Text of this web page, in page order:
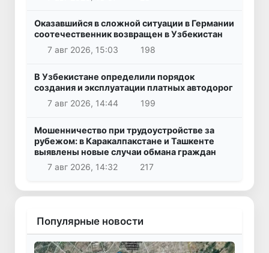
Оказавшийся в сложной ситуации в Германии
соотечественник возвращен в Узбекистан
7 авг 2026, 15:03
198
В Узбекистане определили порядок
создания и эксплуатации платных автодорог
7 авг 2026, 14:44
199
Мошенничество при трудоустройстве за
рубежом: в Каракалпакстане и Ташкенте
выявлены новые случаи обмана граждан
7 авг 2026, 14:32
217
Популярные новости